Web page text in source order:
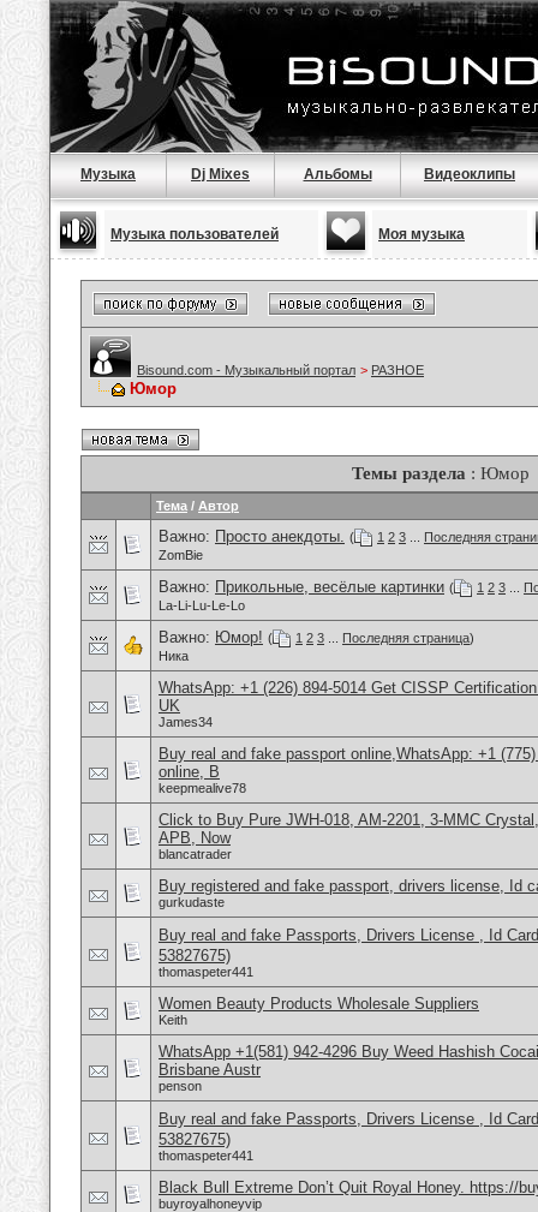
Музыка Dj Mixes Альбомы Видеоклипы
Музыка пользователей Моя музыка
Bisound.com - Музыкальный портал > РАЗНОЕ
Юмор
Темы раздела : Юмор
Тема / Автор
Важно: Просто анекдоты. ( 1 2 3
Последняя
ZomBie
Важно: Прикольные, весёлые картинки ( 1 2 3
La-Li-Lu-Le-Lo
Важно: Юмор! ( 1 2 3 Последняя страница)
Ника
WhatsApp: +1 (226) 894-5014​ Get CISSP
UK
James34
Buy real and fake passport online,WhatsApp: +1
online, B
keepmealive78
Click to Buy Pure JWH-018, AM-2201, 3-MMC
APB, Now
blancatrader
Buy registered and fake passport, drivers license, Id
gurkudaste
Buy real and fake Passports, Drivers License , Id
53827675)
thomaspeter441
Women Beauty Products Wholesale Suppliers
Keith
WhatsApp +1(581) 942-4296 Buy Weed Hashish
Brisbane Austr
penson
Buy real and fake Passports, Drivers License , Id
53827675)
thomaspeter441
Black Bull Extreme Don’t Quit Royal Honey. https://
buyroyalhoneyvip